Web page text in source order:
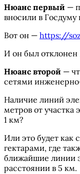
Нюанс первый —
вносили в Госдуму
Вот он — https://
И он был отклонен
Нюанс второй —
сетями
Наличие линий
метров от участка
1 км?
Или это будет как
гектарами, где
ближайшие линии
расстоянии в 5 км.